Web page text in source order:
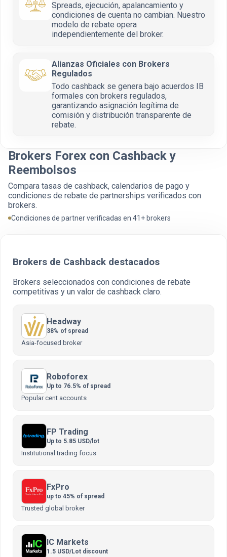
Spreads, ejecución, apalancamiento y
condiciones de cuenta no cambian. Nuestro
modelo de rebate opera
independientemente del broker.
Alianzas Oficiales con Brokers
Regulados
Todo cashback se genera bajo acuerdos IB
formales con brokers regulados,
garantizando asignación legítima de
comisión y distribución transparente de
rebate.
Brokers Forex con Cashback y
Reembolsos
Compara tasas de cashback, calendarios de pago y
condiciones de rebate de partnerships verificados con
brokers.
Condiciones de partner verificadas en 41+ brokers
Brokers de Cashback destacados
Brokers seleccionados con condiciones de rebate
competitivas y un valor de cashback claro.
Headway
38% of spread
Asia-focused broker
Roboforex
Up to 76.5% of spread
Popular cent accounts
FP Trading
Up to 5.85 USD/lot
Institutional trading focus
FxPro
up to 45% of spread
Trusted global broker
IC Markets
1.5 USD/Lot discount